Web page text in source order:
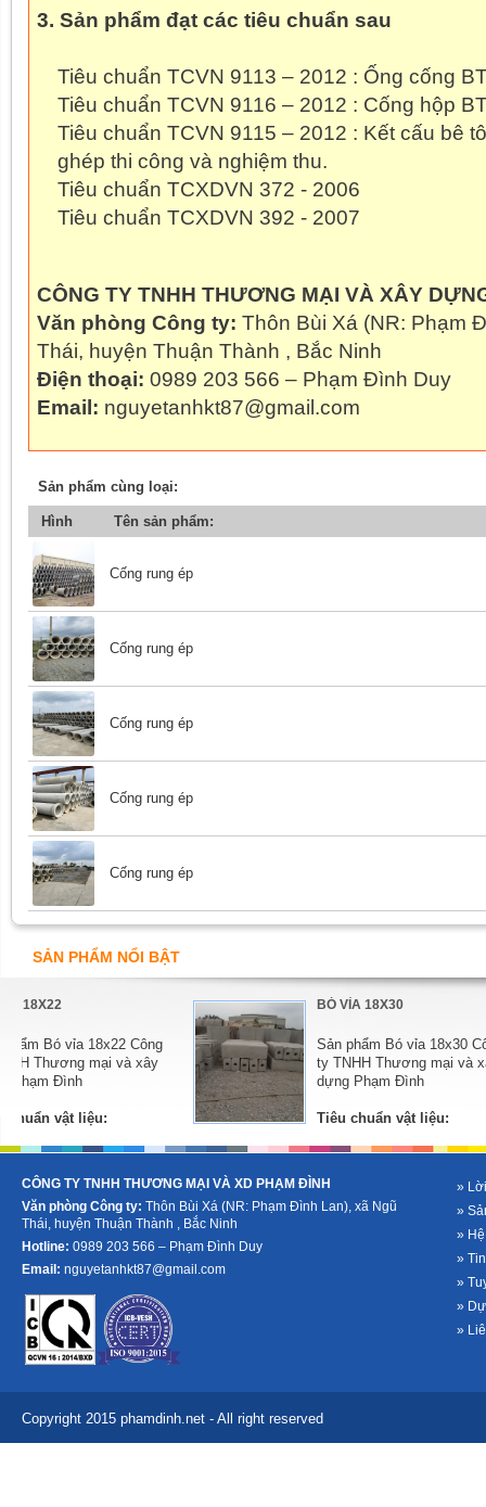
3. Sản phẩm đạt các tiêu chuẩn sau
Tiêu chuẩn TCVN 9113 – 2012 : Ống cống
Tiêu chuẩn TCVN 9116 – 2012 : Cống hộp
Tiêu chuẩn TCVN 9115 – 2012 : Kết cấu bê
ghép thi công và nghiệm thu.
Tiêu chuẩn TCXDVN 372 - 2006
Tiêu chuẩn TCXDVN 392 - 2007
CÔNG TY TNHH THƯƠNG MẠI VÀ XÂY
Văn phòng Công ty: Thôn Bùi Xá (NR: Phạm
Thái, huyện Thuận Thành , Bắc Ninh
Điện thoại: 0989 203 566 – Phạm Đình Duy
Email: nguyetanhkt87@gmail.com
Sản phẩm cùng loại:
Hình Tên sản phẩm:
Cống rung ép
Cống rung ép
Cống rung ép
Cống rung ép
Cống rung ép
SẢN PHẨM NỔI BẬT
BÓ VỈA 18X30
Sản phẩm Bó vỉa 18x30 Công
ty TNHH Thương mại và xây
dựng Phạm Đình
Tiêu chuẩn vật liệu:
-Xi măng PCB-40: được cung cấp bởi các nhà
-Xi măng
CÔNG TY TNHH THƯƠNG MẠI VÀ XD PHẠM ĐÌNH
Văn phòng Công ty: Thôn Bùi Xá (NR: Phạm Đình Lan), xã Ngũ
Thái, huyện Thuận Thành , Bắc Ninh
Hotline: 0989 203 566 – Phạm Đình Duy
Email: nguyetanhkt87@gmail.com
»
»
»
»
»
»
»
Copyright 2015 phamdinh.net - All right reserved